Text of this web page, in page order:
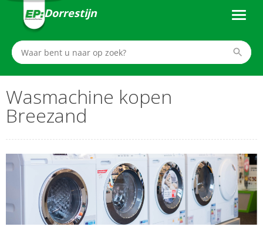
Dorrestijn
Wasmachine kopen
Breezand